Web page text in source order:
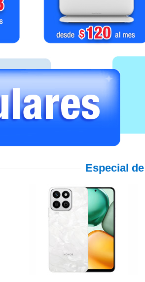
Especial